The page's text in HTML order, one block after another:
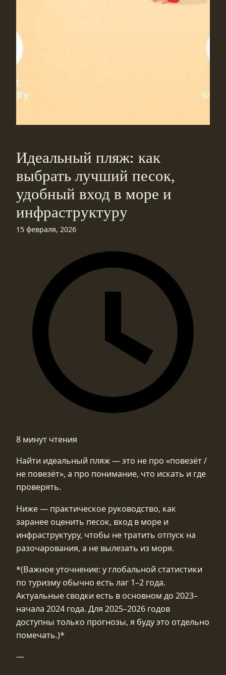
Идеальный пляж: как
выбрать лучший песок,
удобный вход в море и
инфраструктуру
15 февраля, 2026
8 минут чтения
Найти идеальный пляж — это не про «повезёт /
не повезёт», а про понимание, что искать и где
проверять.
Ниже — практическое руководство, как
заранее оценить песок, вход в море и
инфраструктуру, чтобы не тратить отпуск на
разочарования, а не вылезать из моря.
*(Важное уточнение: у глобальной статистики
по туризму обычно есть лаг 1–2 года.
Актуальные сводки есть в основном до 2023–
начала 2024 года. Для 2025–2026 годов
доступны только прогнозы, я буду это отдельно
помечать.)*
—